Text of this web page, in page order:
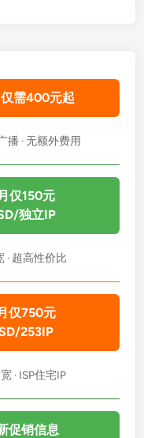
需400元起
播 · 无额外费用
仅150元
独立IP
· 超高性价比
仅750元
253IP
· ISP住宅IP
促销信息